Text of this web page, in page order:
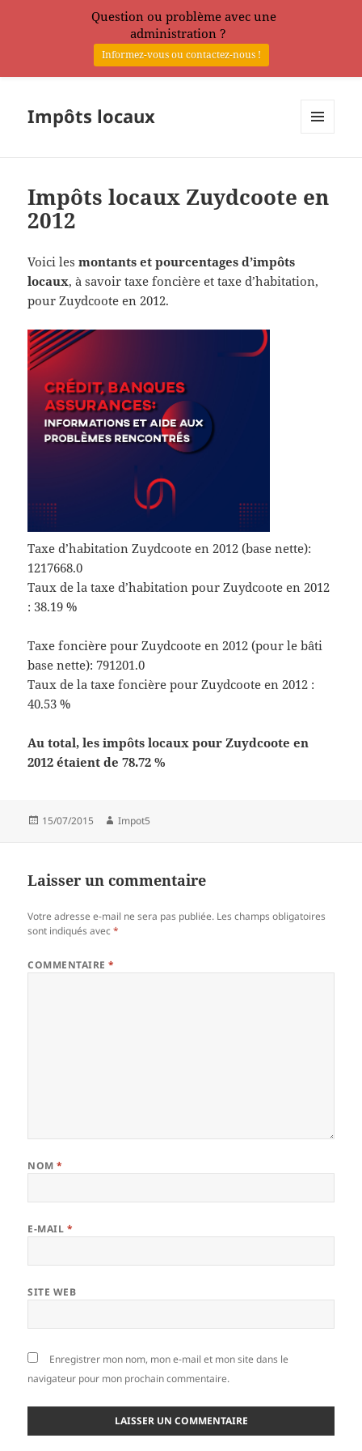
Impôts locaux
Impôts locaux Zuydcoote en
2012
Voici lesmontants et pourcentages d’impôts
locaux, à savoir taxe foncière et taxe d’habitation,
pour Zuydcoote en 2012.
Taxe d’habitation Zuydcoote en 2012 (base nette):
1217668.0
Taux de la taxe d’habitation pour Zuydcoote en 2012
: 38.19 %
Taxe foncière pour Zuydcoote en 2012 (pour le bâti
base nette): 791201.0
Taux de la taxe foncière pour Zuydcoote en 2012 :
40.53 %
Au total, les impôts locaux pour Zuydcoote en
2012 étaient de 78.72 %
Publié
15/07/2015 Auteur
Impot5
Laisser un commentaire
Votre adresse e-mail ne sera pas publiée. Les champs obligatoires
sont indiqués avec*
COMMENTAIRE*
NOM*
E-MAIL *
SITE WEB
Enregistrer mon nom, mon e-mail et mon site dans le
navigateur pour mon prochain commentaire.
Question ou problème avec une
administration ?
Informez-vous ou contactez-nous !